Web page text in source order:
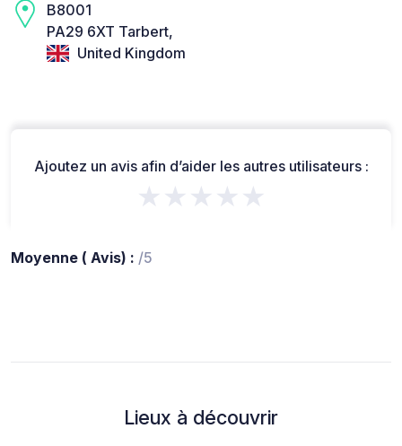
B8001
PA29 6XT Tarbert,
United Kingdom
Ajoutez un avis afin d’aider les autres utilisateurs :
★★★★★
Moyenne ( Avis) : /5
Lieux à découvrir